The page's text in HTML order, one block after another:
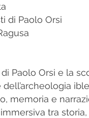
di Paolo Orsi
Paolo Orsi e la
dell’archeologia
memoria e
immersiva tra